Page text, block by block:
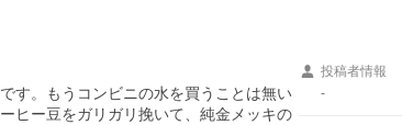
す。もうコンビニの水を買うことは無い
ヒー豆をガリガリ挽いて、純金メッキの
投稿者情報
-